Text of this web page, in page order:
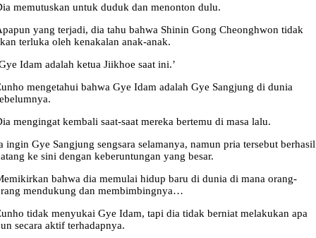
memutuskan untuk duduk dan menonton dulu.
yang terjadi, dia tahu bahwa Shinin Gong Cheonghwon tidak
terluka oleh kenakalan anak-anak.
Idam adalah ketua Jiikhoe saat ini.’
mengetahui bahwa Gye Idam adalah Gye Sangjung di dunia
mengingat kembali saat-saat mereka bertemu di masa lalu.
ingin Gye Sangjung sengsara selamanya, namun pria tersebut berhasil
ke sini dengan keberuntungan yang besar.
bahwa dia memulai hidup baru di dunia di mana orang-
mendukung dan membimbingnya…
tidak menyukai Gye Idam, tapi dia tidak berniat melakukan apa
secara aktif terhadapnya.